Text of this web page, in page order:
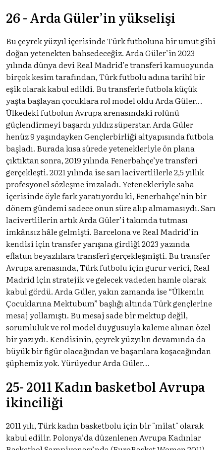
26 - Arda Güler’in yükselişi
Bu çeyrek yüzyıl içerisinde Türk futboluna bir umut gibi
doğan yetenekten bahsedeceğiz. Arda Güler’in 2023
yılında dünya devi Real Madrid’e transferi kamuoyunda
birçok kesim tarafından, Türk futbolu adına tarihî bir
eşik olarak kabul edildi. Bu transferle futbola küçük
yaşta başlayan çocuklara rol model oldu Arda Güler…
Ülkedeki futbolun Avrupa arenasındaki rolünü
güçlendirmeyi başardı yıldız süperstar. Arda Güler
henüz 9 yaşındayken Gençlerbirliği altyapısında futbola
başladı. Burada kısa sürede yetenekleriyle ön plana
çıktıktan sonra, 2019 yılında Fenerbahçe’ye transferi
gerçekleşti. 2021 yılında ise sarı lacivertlilerle 2,5 yıllık
profesyonel sözleşme imzaladı. Yetenekleriyle saha
içerisinde öyle fark yaratıyordu ki, Fenerbahçe’nin bir
dönem gündemi sadece onun süre alıp almamasıydı. Sarı
lacivertlilerin artık Arda Güler’i takımda tutması
imkânsız hâle gelmişti. Barcelona ve Real Madrid’in
kendisi için transfer yarışına girdiği 2023 yazında
eflatun beyazlılara transferi gerçekleşmişti. Bu transfer
Avrupa arenasında, Türk futbolu için gurur verici, Real
Madrid için stratejik ve gelecek vadeden hamle olarak
kabul gördü. Arda Güler, yakın zamanda ise “Ülkemin
Çocuklarına Mektubum” başlığı altında Türk gençlerine
mesaj yollamıştı. Bu mesaj sade bir mektup değil,
sorumluluk ve rol model duygusuyla kaleme alınan özel
bir yazıydı. Kendisinin, çeyrek yüzyılın devamında da
büyük bir figür olacağından ve başarılara koşacağından
şüphemiz yok. Yürüyedur Arda Güler…
25- 2011 Kadın basketbol Avrupa
ikinciliği
2011 yılı, Türk kadın basketbolu için bir "milat" olarak
kabul edilir. Polonya’da düzenlenen Avrupa Kadınlar